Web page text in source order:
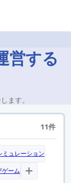
営する
ます。
11件
ミュレーション
ゲーム